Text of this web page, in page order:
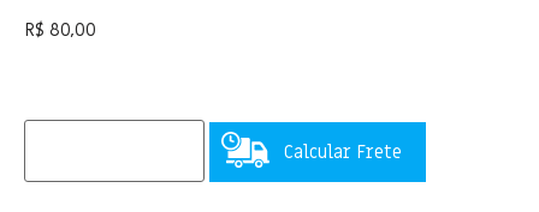
R$ 80,00
Calcular Frete